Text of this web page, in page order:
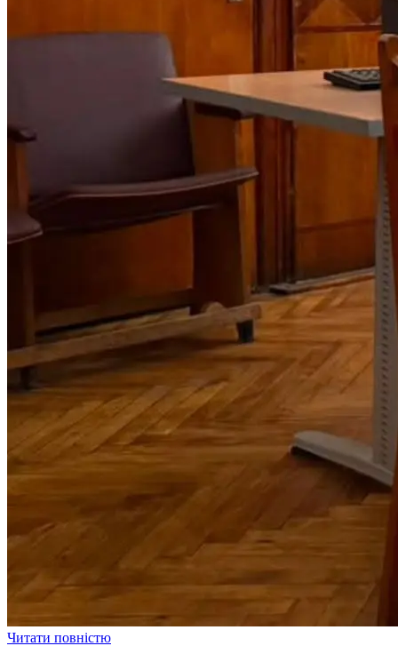
Читати повністю